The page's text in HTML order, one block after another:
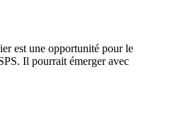
est une opportunité pour le
Il pourrait émerger avec